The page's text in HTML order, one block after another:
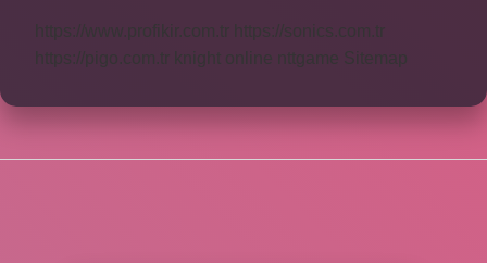
https://www.profikir.com.tr
https://sonics.com.tr
https://pigo.com.tr knight online nttgame Sitemap